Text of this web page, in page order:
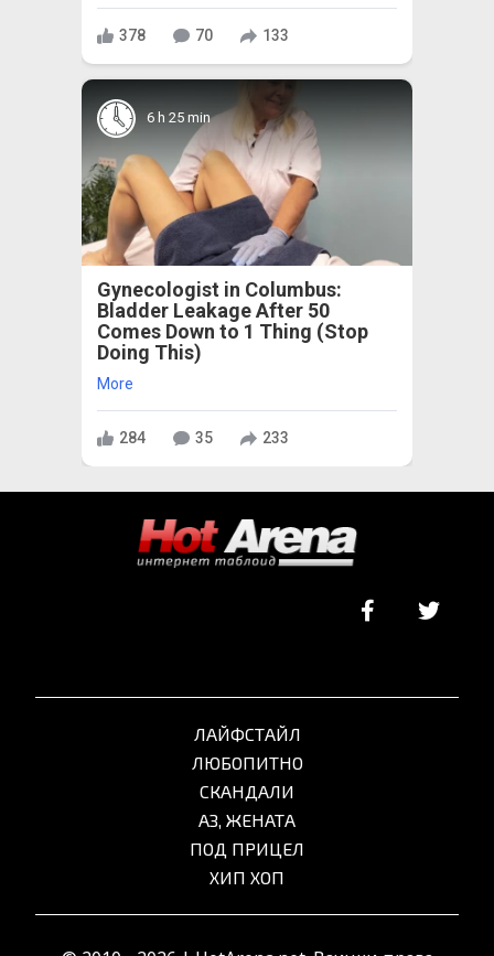
378 70 133
6 h 25 min
Gynecologist in Columbus:
Bladder Leakage After 50
Comes Down to 1 Thing (Stop
Doing This)
More
284 35 233
ЛАЙФСТАЙЛ
ЛЮБОПИТНО
СКАНДАЛИ
АЗ, ЖЕНАТА
ПОД ПРИЦЕЛ
ХИП ХОП